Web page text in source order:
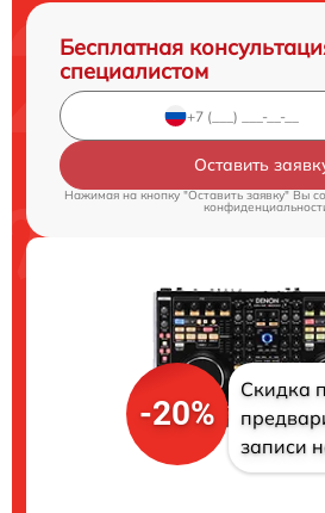
Бесплатная
специалистом
Оставить
Нажимая на кнопку "Оставить заявку" Вы
-20%
Скидка
записи